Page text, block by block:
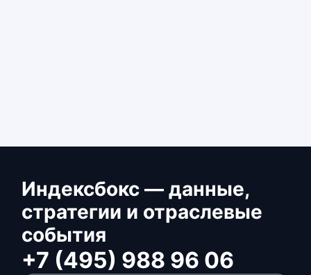
Индексбокс — данные,
стратегии и отраслевые
события
+7 (495) 988 96 06